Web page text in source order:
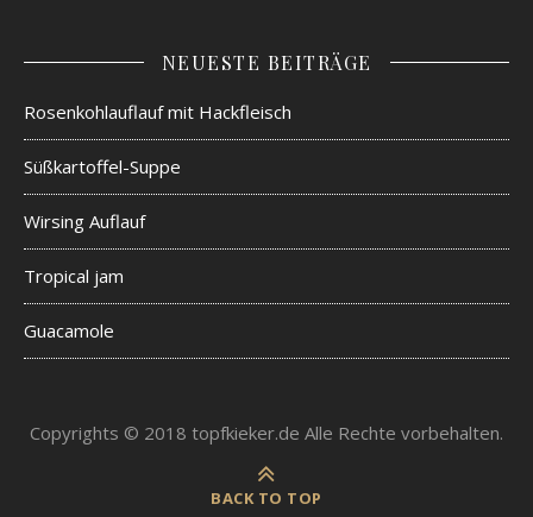
NEUESTE BEITRÄGE
Rosenkohlauflauf mit Hackfleisch
Süßkartoffel-Suppe
Wirsing Auflauf
Tropical jam
Guacamole
Copyrights © 2018 topfkieker.de Alle Rechte vorbehalten.
BACK TO TOP